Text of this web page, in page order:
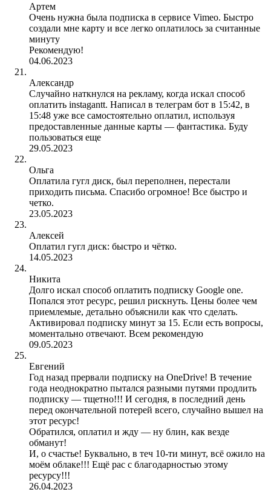
Артем
Очень нужна была подписка в сервисе Vimeo. Быстро
создали мне карту и все легко оплатилось за считанные
минуту
Рекомендую!
04.06.2023
Александр
Случайно наткнулся на рекламу, когда искал способ
оплатить instagantt. Написал в телеграм бот в 15:42, в
15:48 уже все самостоятельно оплатил, используя
предоставленные данные карты — фантастика. Буду
пользоваться еще
29.05.2023
Ольга
Оплатила гугл диск, был переполнен, перестали
приходить письма. Спасибо огромное! Все быстро и
четко.
23.05.2023
Алексей
Оплатил гугл диск: быстро и чëтко.
14.05.2023
Никита
Долго искал способ оплатить подписку Google one.
Попался этот ресурс, решил рискнуть. Цены более чем
приемлемые, детально объяснили как что сделать.
Активировал подписку минут за 15. Если есть вопросы,
моментально отвечают. Всем рекомендую
09.05.2023
Евгений
Год назад прервали подписку на OneDrive! В течение
года неоднократно пытался разными путями продлить
подписку — тщетно!!! И сегодня, в последний день
перед окончательной потерей всего, случайно вышел на
этот ресурс!
Обратился, оплатил и жду — ну блин, как везде
обманут!
И, о счастье! Буквально, в теч 10-ти минут, всё ожило на
моём облаке!!! Ещё рас с благодарностью этому
ресурсу!!!
26.04.2023